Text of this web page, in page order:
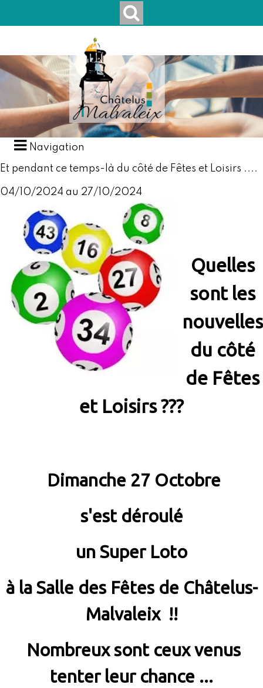
Navigation
Et pendant ce temps-là du côté de Fêtes et Loisirs ....
04/10/2024 au 27/10/2024
Quelles
sont les
nouvelles
du côté
de Fêtes
et Loisirs ???
Dimanche 27 Octobre
s'est déroulé
un Super Loto
à la Salle des Fêtes de Châtelus-
Malvaleix !!
Nombreux sont ceux venus
tenter leur chance ...